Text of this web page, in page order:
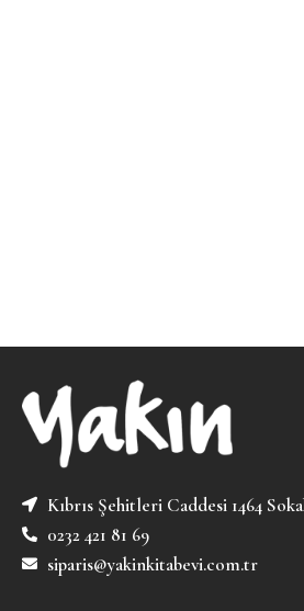
Kıbrıs Şehitleri Caddesi 1464
0232 421 81 69
siparis@yakinkitabevi.com.tr